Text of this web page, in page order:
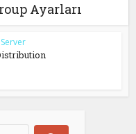
Ayarları
Server